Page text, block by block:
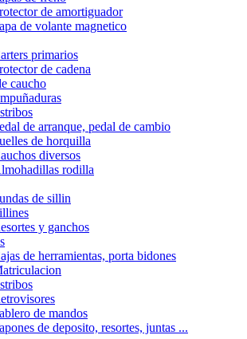
de amortiguador
de volante magnetico
primarios
de cadena
caucho
de arranque, pedal de cambio
de horquilla
diversos
rodilla
de sillin
y ganchos
de herramientas, porta bidones
de mandos
de deposito, resortes, juntas ...